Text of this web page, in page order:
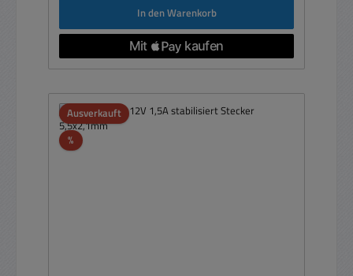
In den Warenkorb
Ausverkauft
%Rabatt